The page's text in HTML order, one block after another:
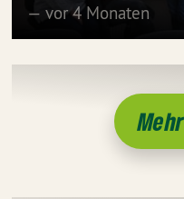
— vor 4 Monaten